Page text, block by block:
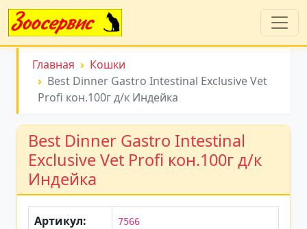
Главная
Кошки
Best Dinner Gastro Intestinal Exclusive Vet
Profi кон.100г д/к Индейка
Best Dinner Gastro Intestinal
Exclusive Vet Profi кон.100г д/к
Индейка
Артикул: 7566